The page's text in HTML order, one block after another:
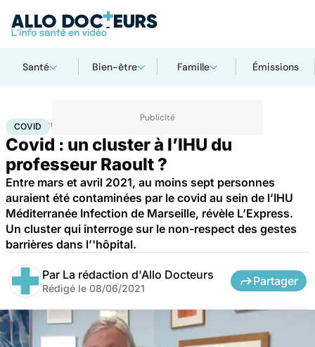
Santé Bien-être Famille Émissions
Accueil Santé
COVID
Covid : un cluster à l’IHU du
professeur Raoult ?
Entre mars et avril 2021, au moins sept personnes
auraient été contaminées par le covid au sein de l’IHU
Méditerranée Infection de Marseille, révèle L’Express.
Un cluster qui interroge sur le non-respect des gestes
barrières dans l’'hôpital.
Par La rédaction d'Allo Docteurs
Rédigé le 08/06/2021
Partager